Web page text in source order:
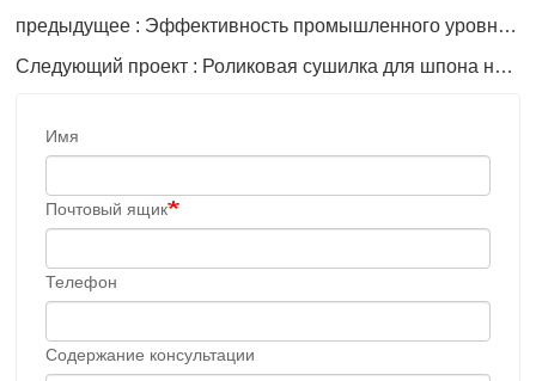
предыдущее : Эффективность промышленного уровня для производства фанеры, мебели и декоративного шпона
Следующий проект : Роликовая сушилка для шпона на продажу
Имя
Почтовый ящик
Телефон
Содержание консультации